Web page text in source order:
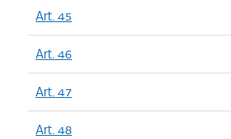
Art. 45
Art. 46
Art. 47
Art. 48